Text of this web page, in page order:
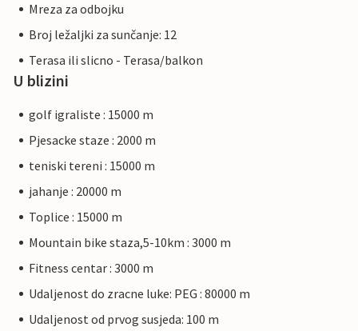
Mreza za odbojku
Broj ležaljki za sunčanje: 12
Terasa ili slicno - Terasa/balkon
U blizini
golf igraliste : 15000 m
Pjesacke staze : 2000 m
teniski tereni : 15000 m
jahanje : 20000 m
Toplice : 15000 m
Mountain bike staza,5-10km : 3000 m
Fitness centar : 3000 m
Udaljenost do zracne luke: PEG : 80000 m
Udaljenost od prvog susjeda: 100 m